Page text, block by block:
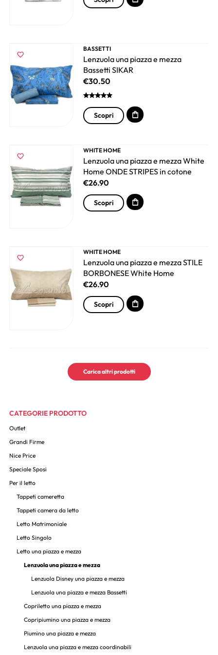
CATEGORIE PRODOTTO
Outlet
Grandi Firme
Nice Price
Speciale Sposi
Per il letto
Tappeti cameretta
Tappeti camera da letto
Letto Matrimoniale
Letto Singolo
Letto una piazza e mezza
Lenzuola una piazza e mezza
Lenzuola Disney una piazza e mezza
Lenzuola una piazza e mezza Bassetti
Copriletto una piazza e mezza
Copripiumino una piazza e mezza
Piumino una piazza e mezza
Lenzuola una piazza e mezza coordinabili
BASSETTI
Lenzuola una piazza e mezza
Bassetti SIKAR
€30.50
Scopri
WHITE HOME
Lenzuola una piazza e mezza White
Home ONDE STRIPES in cotone
€26.90
Scopri
WHITE HOME
Lenzuola una piazza e mezza STILE
BORBONESE White Home
€26.90
Scopri
Carica altri prodotti